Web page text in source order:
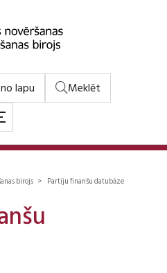
lapu
Meklēt
birojs > Partiju finanšu datubāze